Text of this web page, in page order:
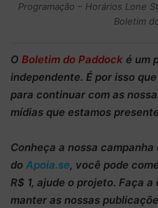
Programação – Horários Lone
Boletim
O Boletim do Paddock é um
independente. É por isso
para continuar com as
mídias que estamos
Conheça a nossa campanha
do Apoia.se, você pode
R$ 1, ajude o projeto. Faça
manter as nossas